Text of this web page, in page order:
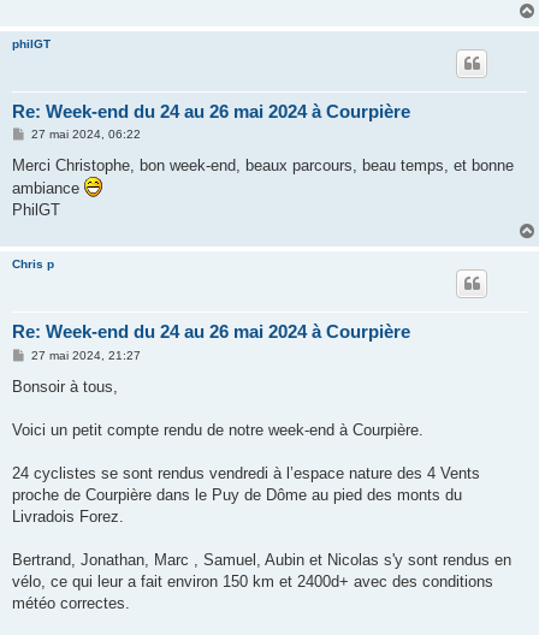
philGT
Re: Week-end du 24 au 26 mai 2024 à Courpière
M
s
a
g
e
27 mai 2024, 06:22
Merci Christophe, bon week-end, beaux parcours, beau temps, et bonne
ambiance
PhilGT
Chris p
Re: Week-end du 24 au 26 mai 2024 à Courpière
M
s
g
27 mai 2024, 21:27
Bonsoir à tous,
Voici un petit compte rendu de notre week-end à Courpière.
24 cyclistes se sont rendus vendredi à l’espace nature des 4 Vents
proche de Courpière dans le Puy de Dôme au pied des monts du
Livradois Forez.
Bertrand, Jonathan, Marc , Samuel, Aubin et Nicolas s'y sont rendus en
vélo, ce qui leur a fait environ 150 km et 2400d+ avec des conditions
météo correctes.